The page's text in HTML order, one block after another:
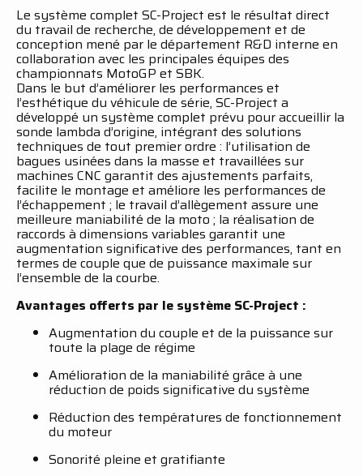
Le système complet SC-Project est le résultat direct
du travail de recherche, de développement et de
conception mené par le département R&D interne en
collaboration avec les principales équipes des
championnats MotoGP et SBK.
Dans le but d’améliorer les performances et
l’esthétique du véhicule de série, SC-Project a
développé un système complet prévu pour accueillir la
sonde lambda d’origine, intégrant des solutions
techniques de tout premier ordre : l’utilisation de
bagues usinées dans la masse et travaillées sur
machines CNC garantit des ajustements parfaits,
facilite le montage et améliore les performances de
l’échappement ; le travail d’allègement assure une
meilleure maniabilité de la moto ; la réalisation de
raccords à dimensions variables garantit une
augmentation significative des performances, tant en
termes de couple que de puissance maximale sur
l’ensemble de la courbe.
Avantages offerts par le système SC-Project :
Augmentation du couple et de la puissance sur
toute la plage de régime
Amélioration de la maniabilité grâce à une
réduction de poids significative du système
Réduction des températures de fonctionnement
du moteur
Sonorité pleine et gratifiante